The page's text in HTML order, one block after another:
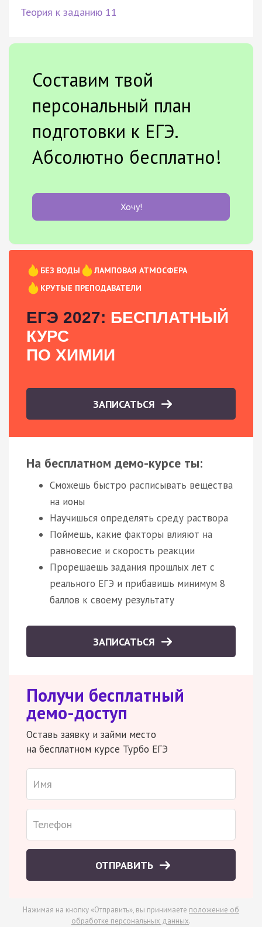
Теория к заданию 11
Составим твой
персональный план
подготовки к ЕГЭ.
Абсолютно бесплатно!
Хочу!
БЕЗ ВОДЫ
ЛАМПОВАЯ АТМОСФЕРА
КРУТЫЕ ПРЕПОДАВАТЕЛИ
ЕГЭ 2027: БЕСПЛАТНЫЙ
КУРС
ПО ХИМИИ
ЗАПИСАТЬСЯ
На бесплатном демо-курсе ты:
Сможешь быстро расписывать вещества
на ионы
Научишься определять среду раствора
Поймешь, какие факторы влияют на
равновесие и скорость реакции
Прорешаешь задания прошлых лет с
реального ЕГЭ и прибавишь минимум 8
баллов к своему результату
ЗАПИСАТЬСЯ
Получи бесплатный
демо-доступ
Оставь заявку и займи место
на бесплатном курсе Турбо ЕГЭ
ОТПРАВИТЬ
Нажимая на кнопку «Отправить», вы принимаете положение об
обработке персональных данных.